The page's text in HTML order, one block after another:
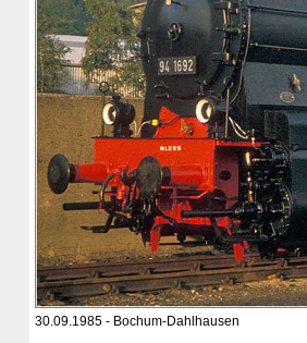
30.09.1985 - Bochum-Dahlhausen